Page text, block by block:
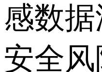
感数据
安全